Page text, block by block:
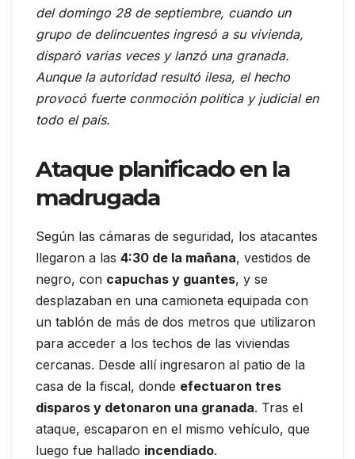
del domingo 28 de septiembre, cuando un
grupo de delincuentes ingresó a su vivienda,
disparó varias veces y lanzó una granada.
Aunque la autoridad resultó ilesa, el hecho
provocó fuerte conmoción política y judicial en
todo el país.
Ataque planificado en la
madrugada
Según las cámaras de seguridad, los atacantes
llegaron a las 4:30 de la mañana, vestidos de
negro, con capuchas y guantes, y se
desplazaban en una camioneta equipada con
un tablón de más de dos metros que utilizaron
para acceder a los techos de las viviendas
cercanas. Desde allí ingresaron al patio de la
casa de la fiscal, donde efectuaron tres
disparos y detonaron una granada. Tras el
ataque, escaparon en el mismo vehículo, que
luego fue hallado incendiado.